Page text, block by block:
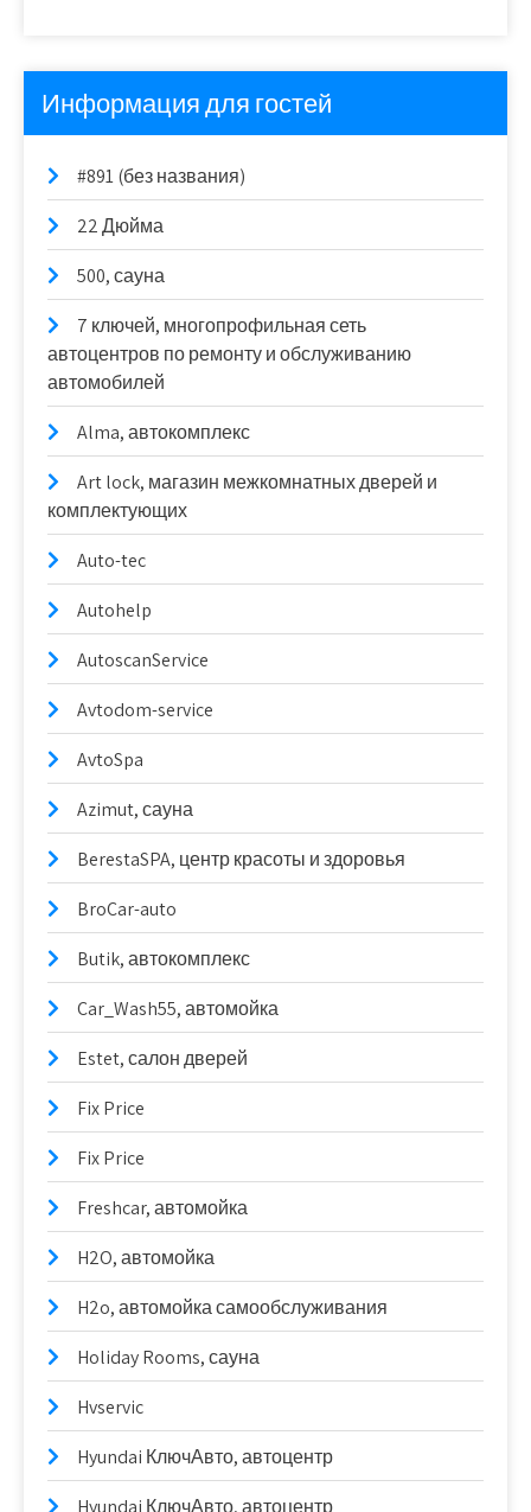
Информация для гостей
#891 (без названия)
22 Дюйма
500, сауна
7 ключей, многопрофильная сеть
автоцентров по ремонту и обслуживанию
автомобилей
Alma, автокомплекс
Art lock, магазин межкомнатных дверей и
комплектующих
Auto-tec
Autohelp
AutoscanService
Avtodom-service
AvtoSpa
Azimut, сауна
BerestaSPA, центр красоты и здоровья
BroCar-auto
Butik, автокомплекс
Car_Wash55, автомойка
Estet, салон дверей
Fix Price
Fix Price
Freshcar, автомойка
H2O, автомойка
H2o, автомойка самообслуживания
Holiday Rooms, сауна
Hvservic
Hyundai КлючАвто, автоцентр
Hyundai КлючАвто, автоцентр